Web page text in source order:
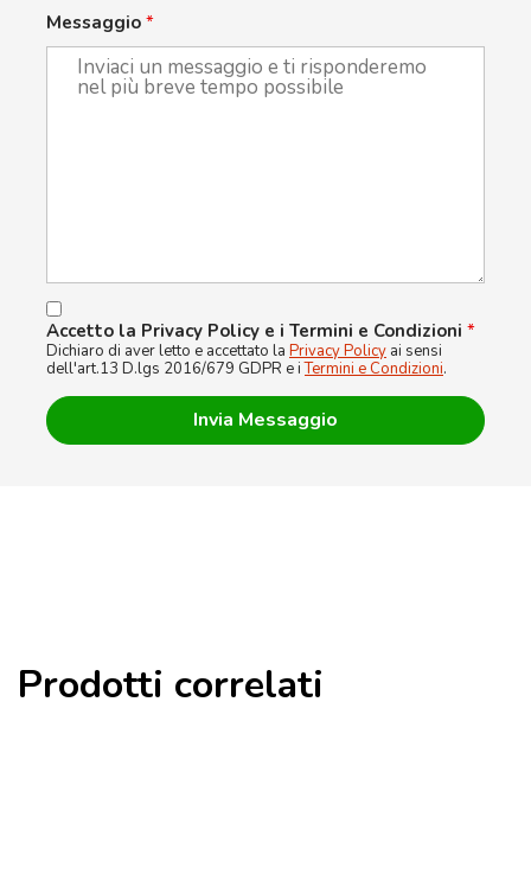
Messaggio *
Accetto la Privacy Policy e i Termini e Condizioni *
Dichiaro di aver letto e accettato la Privacy Policy ai sensi
dell'art.13 D.lgs 2016/679 GDPR e iTermini e Condizioni.
Prodotti correlati